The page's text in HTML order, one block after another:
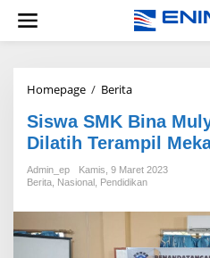
konten
Homepage / BeritaSiswa
Bina
Mulya
Tanjung
Enim
Dilatih
Mekanik
Wheel
Loader
Siswa SMK Bina
Dilatih Terampil
Admin_ep
Kamis, 9 Maret 2023
Berita Nasional Pendidikan